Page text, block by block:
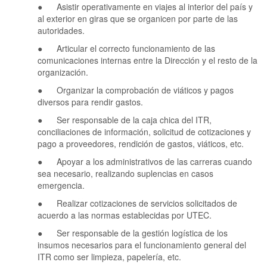
● Asistir operativamente en viajes al interior del país y
al exterior en giras que se organicen por parte de las
autoridades.
● Articular el correcto funcionamiento de las
comunicaciones internas entre la Dirección y el resto de la
organización.
● Organizar la comprobación de viáticos y pagos
diversos para rendir gastos.
● Ser responsable de la caja chica del ITR,
conciliaciones de información, solicitud de cotizaciones y
pago a proveedores, rendición de gastos, viáticos, etc.
● Apoyar a los administrativos de las carreras cuando
sea necesario, realizando suplencias en casos
emergencia.
● Realizar cotizaciones de servicios solicitados de
acuerdo a las normas establecidas por UTEC.
● Ser responsable de la gestión logística de los
insumos necesarios para el funcionamiento general del
ITR como ser limpieza, papelería, etc.